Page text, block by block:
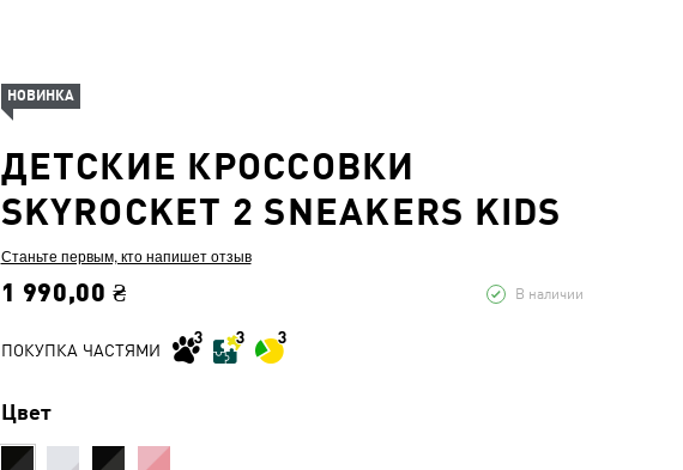
ДЕТСКИЕ КРОССОВКИ
SKYROCKET 2 SNEAKERS KIDS
Станьте первым, кто напишет отзыв
1 990,00 ₴ В наличии
ПОКУПКА ЧАСТЯМИ
Цвет
НОВИНКА